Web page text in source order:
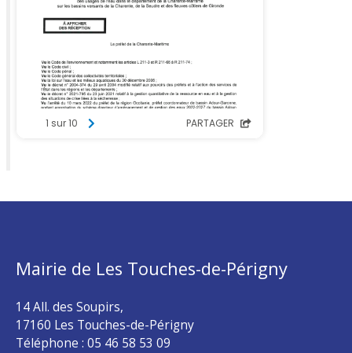
Mairie de Les Touches-de-Périgny
14 All. des Soupirs,
17160 Les Touches-de-Périgny
Téléphone : 05 46 58 53 09